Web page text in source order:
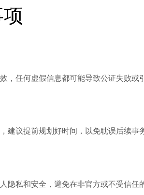
，任何虚假信息都可能导致公证失败或
建议提前规划好时间，以免耽误后续事
隐私和安全，避免在非官方或不受信任